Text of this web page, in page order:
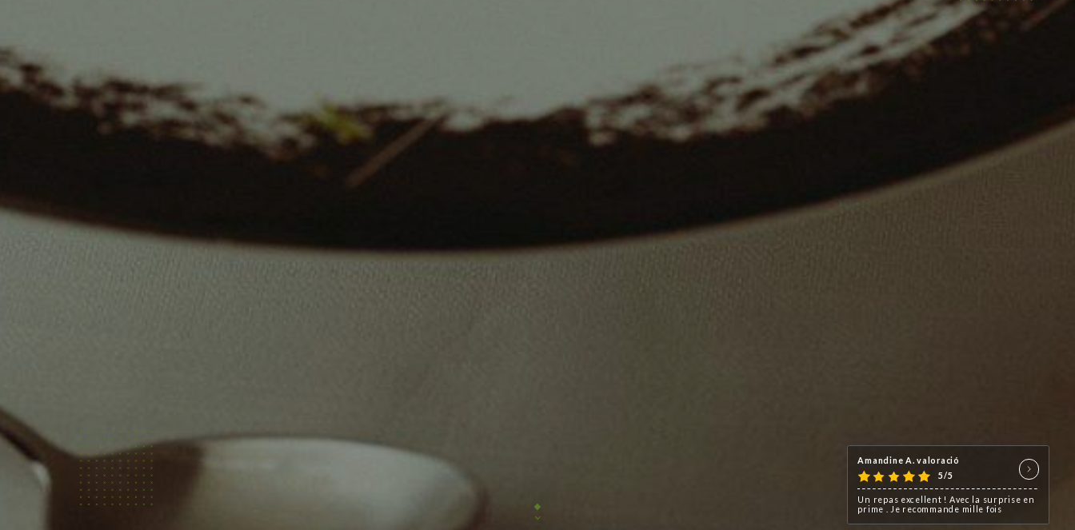
Amandine A. valoració
5/5
Un repas excellent ! Avec la surprise en
prime . Je recommande mille fois